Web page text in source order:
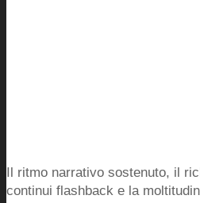
Il ritmo narrativo sostenuto, il
continui flashback e la